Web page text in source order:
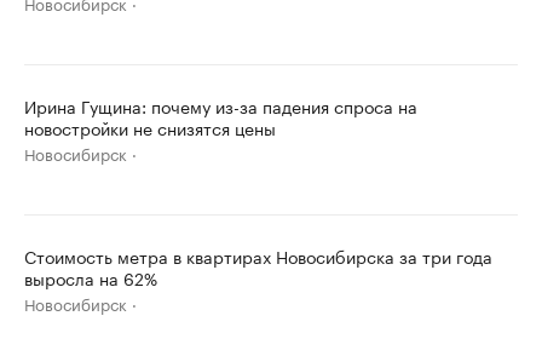
Ирина Гущина: почему из-за падения спроса на
новостройки не снизятся цены
Новосибирск
Стоимость метра в квартирах Новосибирска за три года
выросла на 62%
Новосибирск